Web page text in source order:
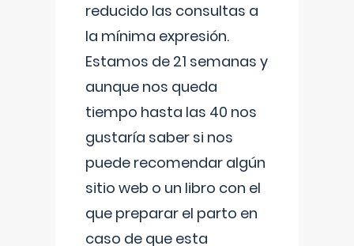
reducido las consultas a
la mínima expresión.
Estamos de 21 semanas y
aunque nos queda
tiempo hasta las 40 nos
gustaría saber si nos
puede recomendar algún
sitio web o un libro con el
que preparar el parto en
caso de que esta